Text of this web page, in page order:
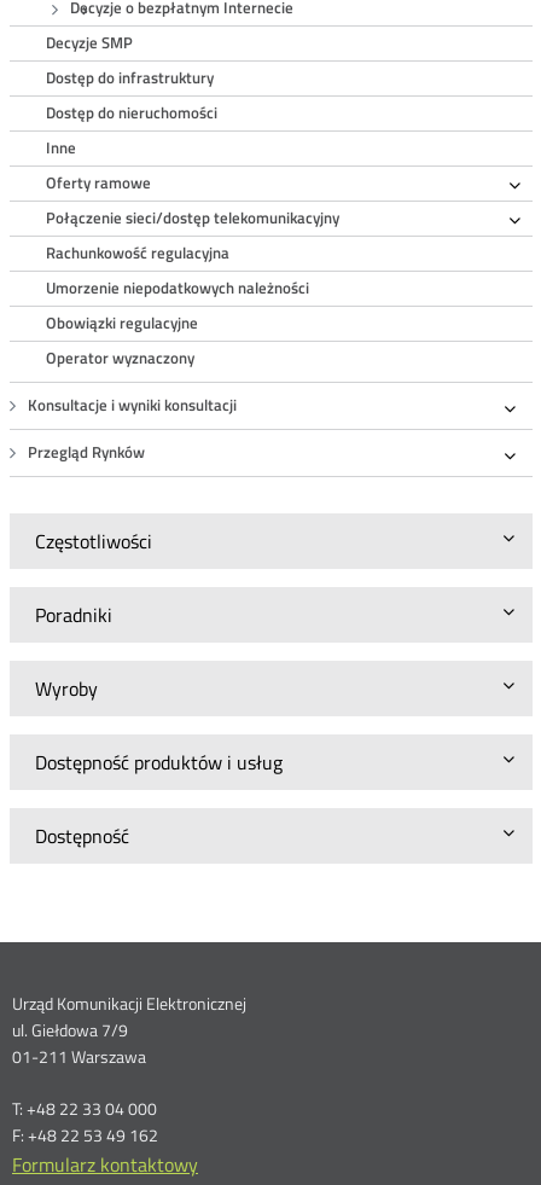
Decyzje o bezpłatnym Internecie
Decyzje SMP
Dostęp do infrastruktury
Dostęp do nieruchomości
Inne
Oferty ramowe
Połączenie sieci/dostęp telekomunikacyjny
Rachunkowość regulacyjna
Umorzenie niepodatkowych należności
Obowiązki regulacyjne
Operator wyznaczony
Konsultacje i wyniki konsultacji
Przegląd Rynków
Częstotliwości
Poradniki
Wyroby
Dostępność produktów i usług
Dostępność
Dane
kontaktowe
Urząd Komunikacji Elektronicznej
ul. Giełdowa 7/9
01-211 Warszawa
T: +48 22 33 04 000
F: +48 22 53 49 162
Formularz kontaktowy